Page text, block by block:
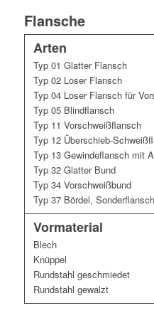
Flansche
Arten
Typ 01 Glatter Flansch
Typ 02 Loser Flansch
Typ 04 Loser Flansch für
Typ 05 Blindflansch
Typ 11 Vorschweißflansch
Typ 12 Überschieb-
Typ 13 Gewindeflansch mit
Typ 32 Glatter Bund
Typ 34 Vorschweißbund
Typ 37 Bördel,
Vormaterial
Blech
Knüppel
Rundstahl geschmiedet
Rundstahl gewalzt